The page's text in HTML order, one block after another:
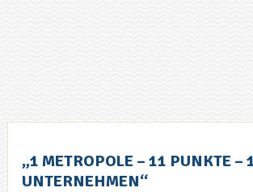
„1 METROPOLE – 11 PUNKTE –
UNTERNEHMEN“